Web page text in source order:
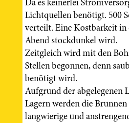
Lichtquellen benötigt. 500
verteilt. Eine Kostbarkeit in
Abend stockdunkel wird.
Zeitgleich wird mit den
Stellen begonnen, denn
benötigt wird.
Aufgrund der abgelegenen
Lagern werden die
langwierige und